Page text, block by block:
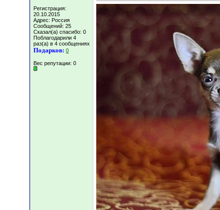
Регистрация:
20.10.2015
Адрес: Россия
Сообщений: 25
Сказал(а) спасибо: 0
Поблагодарили 4
раз(а) в 4 сообщениях
Подарков: 0
Вес репутации: 0